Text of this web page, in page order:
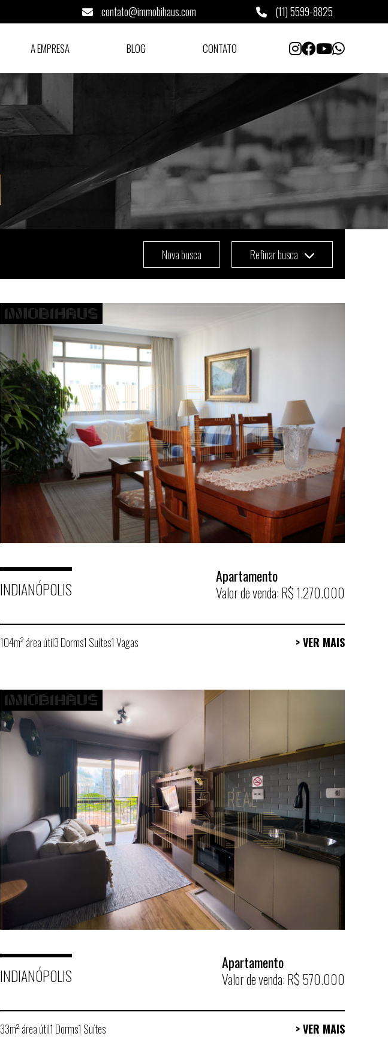
contato@immobihaus.com (11) 5599-8825
A EMPRESA BLOG CONTATO
Nova busca Refinar busca
INDIANÓPOLIS
Apartamento
Valor de venda: R$ 1.270.000
104m² área útil3 Dorms1 Suítes1 Vagas > VER MAIS
INDIANÓPOLIS
Apartamento
Valor de venda: R$ 570.000
33m² área útil1 Dorms1 Suítes > VER MAIS